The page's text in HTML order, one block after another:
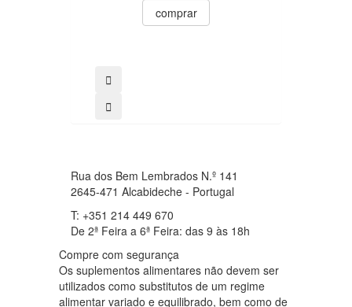
comprar
Rua dos Bem Lembrados N.º 141
2645-471 Alcabideche - Portugal
T: +351 214 449 670
De 2ª Feira a 6ª Feira: das 9 às 18h
Compre com segurança
Os suplementos alimentares não devem ser
utilizados como substitutos de um regime
alimentar variado e equilibrado, bem como de